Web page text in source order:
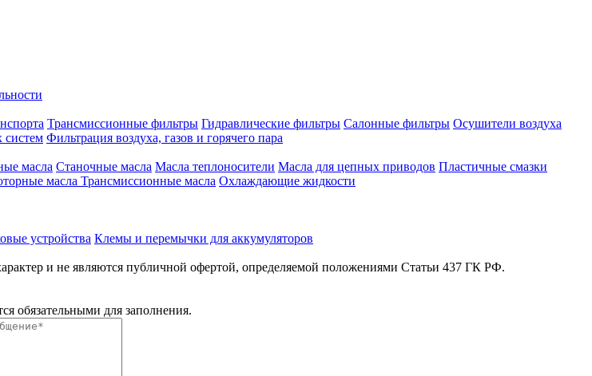
Трансмиссионные фильтры Гидравлические фильтры Салонные фильтры Осушители воздуха
систем Фильтрация воздуха, газов и горячего пара
масла Станочные масла Масла теплоносители Масла для цепных приводов Пластичные смазки
масла Трансмиссионные масла Охлаждающие жидкости
устройства Клемы и перемычки для аккумуляторов
и не являются публичной офертой, определяемой положениями Статьи 437 ГК РФ.
обязательными для заполнения.